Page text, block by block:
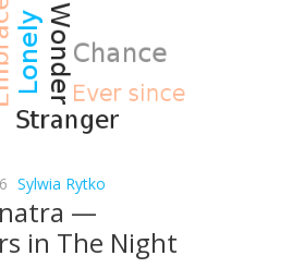
Sylwia Rytko
—
in The Night